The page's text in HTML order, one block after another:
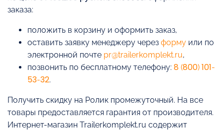
заказа:
положить в корзину и оформить заказ,
оставить заявку менеджеру через форму или по
электронной почте pr@trailerkomplekt.ru,
позвонить по бесплатному телефону: 8 (800) 101-
53-32.
Получить скидку на Ролик промежуточный. На все
товары предоставляется гарантия от производителя.
Интернет-магазин Trailerkomplekt.ru содержит